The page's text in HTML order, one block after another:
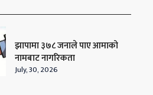
झापामा ३७८ जनाले पाए आमाको
नामबाट नागरिकता
July, 30, 2026